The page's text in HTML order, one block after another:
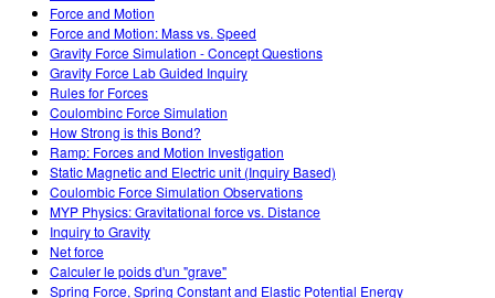
Force and Motion
Force and Motion: Mass vs. Speed
Gravity Force Simulation - Concept Questions
Gravity Force Lab Guided Inquiry
Rules for Forces
Coulombinc Force Simulation
How Strong is this Bond?
Ramp: Forces and Motion Investigation
Static Magnetic and Electric unit (Inquiry Based)
Coulombic Force Simulation Observations
MYP Physics: Gravitational force vs. Distance
Inquiry to Gravity
Net force
Calculer le poids d'un "grave"
Spring Force, Spring Constant and Elastic Potential Energy